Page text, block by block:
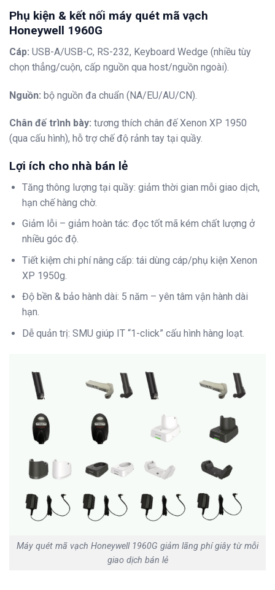
Phụ kiện & kết nối máy quét mã vạch
Honeywell 1960G
Cáp: USB-A/USB-C, RS-232, Keyboard Wedge (nhiều tùy
chọn thẳng/cuộn, cấp nguồn qua host/nguồn ngoài).
Nguồn: bộ nguồn đa chuẩn (NA/EU/AU/CN).
Chân đế trình bày: tương thích chân đế Xenon XP 1950
(qua cấu hình), hỗ trợ chế độ rảnh tay tại quầy.
Lợi ích cho nhà bán lẻ
Tăng thông lượng tại quầy: giảm thời gian mỗi giao dịch,
hạn chế hàng chờ.
Giảm lỗi – giảm hoàn tác: đọc tốt mã kém chất lượng ở
nhiều góc độ.
Tiết kiệm chi phí nâng cấp: tái dùng cáp/phụ kiện Xenon
XP 1950g.
Độ bền & bảo hành dài: 5 năm – yên tâm vận hành dài
hạn.
Dễ quản trị: SMU giúp IT “1-click” cấu hình hàng loạt.
Máy quét mã vạch Honeywell 1960G giảm lãng phí giây từ mỗi
giao dịch bán lẻ